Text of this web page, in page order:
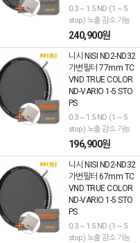
0.3 ~ 1.5 ND (1 ~ 5
stop) 노출 감소 가능
240,900원
니시 NISI ND2-ND32
가변필터 77mm TC
VND TRUE COLOR
ND-VARIO 1-5 STO
PS
0.3 ~ 1.5 ND (1 ~ 5
stop) 노출 감소 가능
196,900원
니시 NISI ND2-ND32
가변필터 67mm TC
VND TRUE COLOR
ND-VARIO 1-5 STO
PS
0.3 ~ 1.5 ND (1 ~ 5
stop) 노출 감소 가능